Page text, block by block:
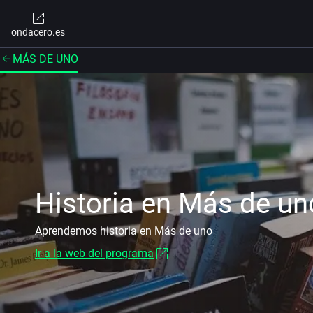
ondacero.es
MÁS DE UNO
Historia en Más de
Aprendemos historia en Más de uno
Ir a la web del programa